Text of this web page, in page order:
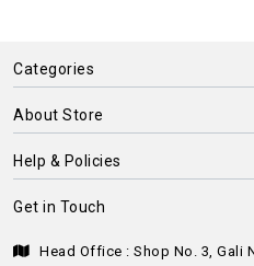
Categories
About Store
Help & Policies
Get in Touch
Head Office : Shop No. 3, Gali